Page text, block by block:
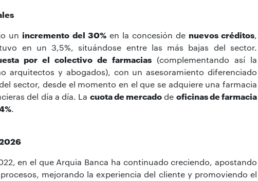
unincremento del 30%en la concesión de nuevos créditos,
en un 3,5%, situándose entre las más bajas del sector.
por el colectivo de farmacias (complementando así la
arquitectos y abogados), con un asesoramiento diferenciado
sector, desde el momento en el que se adquiere una farmacia
del día a día. La cuota de mercado de oficinas de farmacia
.
en el que Arquia Banca ha continuado creciendo, apostando
mejorando la experiencia del cliente y promoviendo el